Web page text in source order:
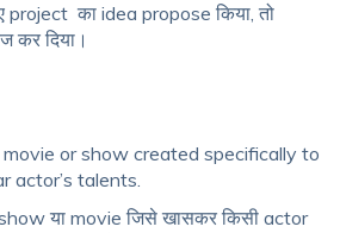
का idea propose किया, तो
कर दिया।
or show created specifically to
actor’s talents.
या movie जिसे खासकर किसी actor